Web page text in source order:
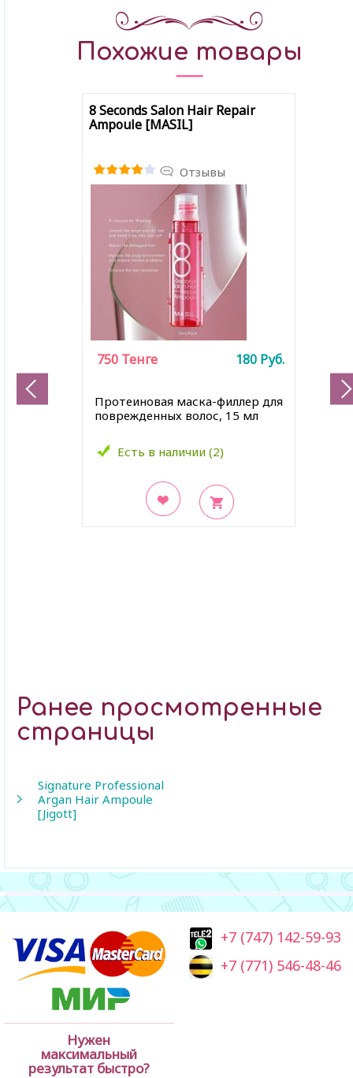
Похожие товары
8 Seconds Salon Hair Repair
Ampoule [MASIL]
Отзывы
Протеиновая маска-филлер для
поврежденных волос, 15 мл
Есть в наличии (2)
750 Тенге 180 Руб.
Ранее просмотренные
страницы
Signature Professional
Argan Hair Ampoule
[Jigott]
Нужен
максимальный
результат быстро?
+7 (747) 142-59-93
+7 (771) 546-48-46